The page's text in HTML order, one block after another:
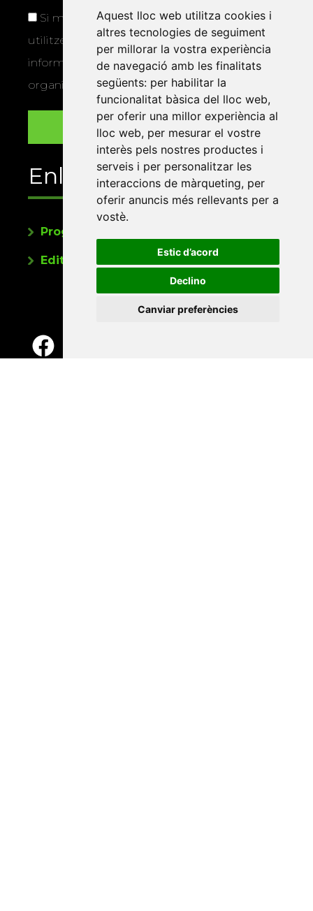
Aquest lloc web utilitza cookies i
altres tecnologies de seguiment
per millorar la vostra experiència
de navegació amb les finalitats
següents: per habilitar la
funcionalitat bàsica del lloc web,
per oferir una millor experiència al
lloc web, per mesurar el vostre
interès pels nostres productes i
serveis i per personalitzar les
interaccions de màrqueting, per
oferir anuncis més rellevants per a
vostè.
Estic d’acord
Declino
Canviar preferències
Si marqueu aquesta casella, consentiu que
utilitzem les vostres dades per a enviar-vos
informació sobre els actes i activitats que
organitza la Xarxa Vives.
Enllaços
Programa de publicacions
Editorials universitàries a Twitter